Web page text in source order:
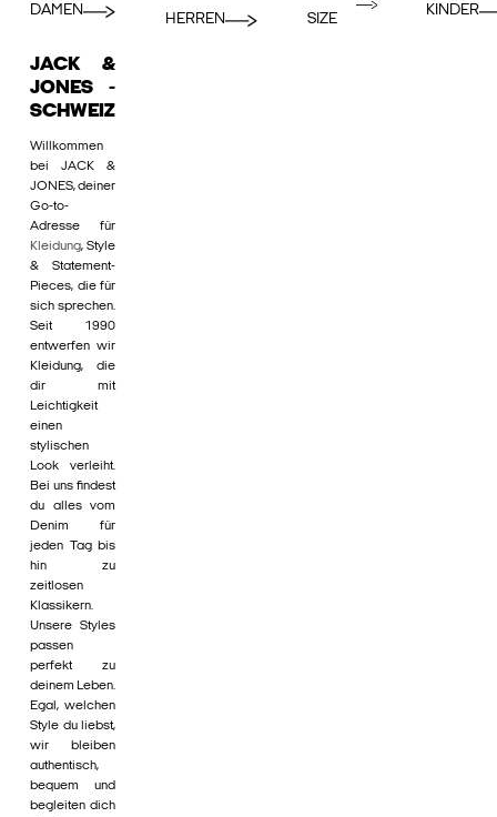
DAMEN
HERREN
SIZE
KINDER
JACK &
JONES -
SCHWEIZ
Willkommen
bei JACK &
JONES, deiner
Go-to-
Adresse für
Kleidung, Style
& Statement-
Pieces, die für
sich sprechen.
Seit 1990
entwerfen wir
Kleidung, die
dir mit
Leichtigkeit
einen
stylischen
Look verleiht.
Bei uns findest
du alles vom
Denim für
jeden Tag bis
hin zu
zeitlosen
Klassikern.
Unsere Styles
passen
perfekt zu
deinem Leben.
Egal, welchen
Style du liebst,
wir bleiben
authentisch,
bequem und
begleiten dich